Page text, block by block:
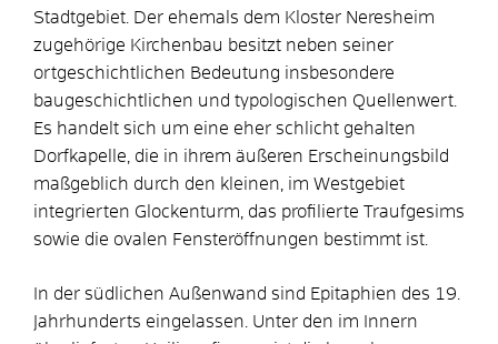
Stadtgebiet. Der ehemals dem Kloster Neresheim
zugehörige Kirchenbau besitzt neben seiner
ortgeschichtlichen Bedeutung insbesondere
baugeschichtlichen und typologischen Quellenwert.
Es handelt sich um eine eher schlicht gehalten
Dorfkapelle, die in ihrem äußeren Erscheinungsbild
maßgeblich durch den kleinen, im Westgebiet
integrierten Glockenturm, das profilierte Traufgesims
sowie die ovalen Fensteröffnungen bestimmt ist.
In der südlichen Außenwand sind Epitaphien des 19.
Jahrhunderts eingelassen. Unter den im Innern